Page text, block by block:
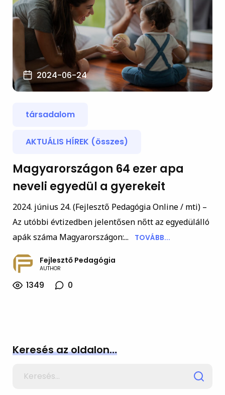
2024-06-24
társadalom
AKTUÁLIS HÍREK (összes)
Magyarországon 64 ezer apa
neveli egyedül a gyerekeit
2024. június 24. (Fejlesztő Pedagógia Online / mti) –
Az utóbbi évtizedben jelentősen nőtt az egyedülálló
apák száma Magyarországon:...
TOVÁBB...
Fejlesztő Pedagógia
AUTHOR
1349 0
Keresés az oldalon…